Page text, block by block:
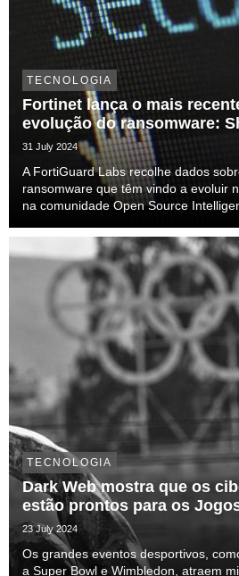
TECNOLOGIA
Fortinet lança o mais
evolução do ransomware:
31 July 2024
A FortiGuard Labs recolhe dados
ransomware que têm vindo a evoluir
na comunidade Open Source
visão sobre a evolução do panorama
TECNOLOGIA
Dark Web mostra que os
estão prontos para os
23 July 2024
Os grandes eventos desportivos,
a Super Bowl e Wimbledon, atraem